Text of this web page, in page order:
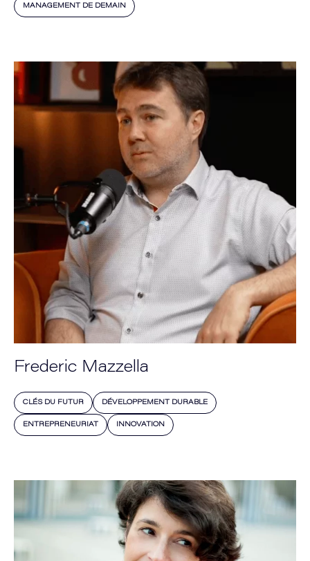
MANAGEMENT DE DEMAIN
Frederic Mazzella
CLÉS DU FUTUR DÉVELOPPEMENT DURABLE
ENTREPRENEURIAT INNOVATION